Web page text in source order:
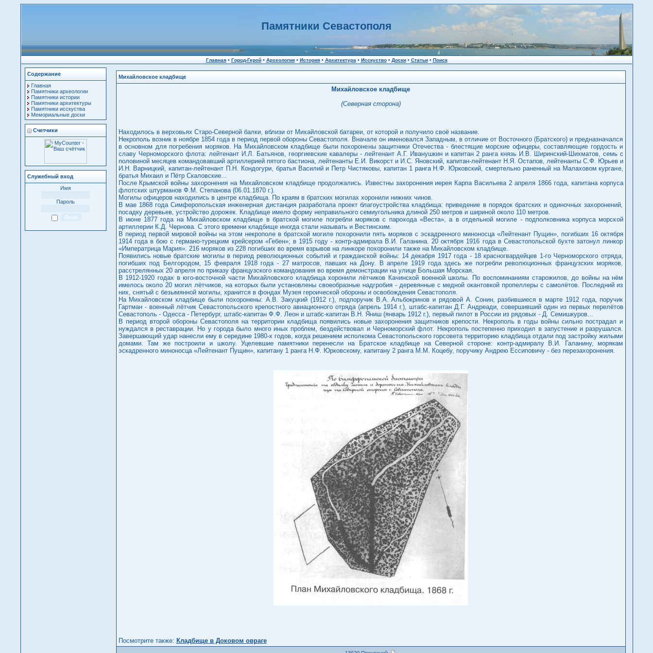
Памятники Севастополя
Главная• Город-Герой• Археология• История• Архитектура • Исскуство• Доски• Статьи• Поиск
Содержание
Главная
Памятники археологии
Памятники истории
Памятники архитектуры
Памятники исскуства
Мемориальные доски
Счетчики
Служебный вход
Имя
Пароль
Михайловское кладбище
Михайловское кладбище
(Северная сторона)
Находилось в верховьях Старо-Северной балки, вблизи от Михайловской батареи, от которой и получило своё название.
Некрополь возник в ноябре 1854 года в период первой обороны Севастополя. Вначале он именовался Западным, в отличие от Восточного (Братского) и предназначался
в основном для погребения моряков. На Михайловском кладбище были похоронены защитники Отечества - блестящие морские офицеры, составляющие гордость и
славу Черноморского флота: лейтенант И.Л. Батьянов, георгиевские кавалеры - лейтенант А.Г. Иванушкин и капитан 2 ранга князь И.В. Ширинский-Шихматов, семь с
половиной месяцев командовавший артиллерией пятого бастиона, лейтенанты Е.И. Викорст и И.С. Яновский, капитан-лейтенант Н.Я. Остапов, лейтенанты С.Ф. Юрьев и
И.Н. Варницкий, капитан-лейтенант П.Н. Кондогури, братья Василий и Петр Чистяковы, капитан 1 ранга Н.Ф. Юрковский, смертельно раненный на Малаховом кургане,
братья Михаил и Пётр Скаловские...
После Крымской войны захоронения на Михайловском кладбище продолжались. Известны захоронения иерея Карпа Васильева 2 апреля 1866 года, капитана корпуса
флотских штурманов Ф.М. Степанова (06.01.1870 г.).
Могилы офицеров находились в центре кладбища. По краям в братских могилах хоронили нижних чинов.
В мае 1868 года Симферопольская инженерная дистанция разработала проект благоустройства кладбища: приведение в порядок братских и одиночных захоронений,
посадку деревьев, устройство дорожек. Кладбище имело форму неправильного семиугольника длиной 250 метров и шириной около 110 метров.
В июне 1877 года на Михайловском кладбище в братской могиле погребли моряков с парохода «Веста», а в отдельной могиле - подполковника корпуса морской
артиллерии К.Д. Чернова. С этого времени кладбище иногда стали называть и Вестинским.
В период первой мировой войны на этом некрополе в братской могиле похоронили пять моряков с эскадренного миноносца «Лейтенант Пущин», погибших 16 октября
1914 года в бою с германо-турецким крейсером «Гебен»; в 1915 году - контр-адмирала В.И. Галанина. 20 октября 1916 года в Севастопольской бухте затонул линкор
«Императрица Мария». 216 моряков из 228 погибших во время взрывов на линкоре похоронили также на Михайловском кладбище.
Появились новые братские могилы в период революционных событий и гражданской войны: 14 декабря 1917 года - 18 красногвардейцев 1-го Черноморского отряда,
погибших под Белгородом, 15 февраля 1918 года - 27 матросов, павших на Дону. В апреле 1919 года здесь же погребли революционных французских моряков,
расстрелянных 20 апреля по приказу французского командования во время демонстрации на улице Большая Морская.
В 1912-1920 годах в юго-восточной части Михайловского кладбища хоронили лётчиков Качинской военной школы. По воспоминаниям старожилов, до войны на нём
имелось около 20 могил лётчиков, на которых были установлены своеобразные надгробия - деревянные с медной окантовкой пропеллеры с самолётов. Последний из
них, снятый с безымянной могилы, хранится в фондах Музея героической обороны и освобождения Севастополя.
На Михайловском кладбище были похоронены: А.В. Закуцкий (1912 г.), подпоручик В.А. Альбокринов и рядовой А. Сонин, разбившиеся в марте 1912 года, поручик
Гартман - военный лётчик Севастопольского крепостного авиационного отряда (апрель 1914 г.), штабс-капитан Д.Г. Андреади, совершивший один из первых перелётов
Севастополь - Одесса - Петербург, штабс-капитан Ф.Ф. Леон и штабс-капитан В.Н. Яниш (январь 1912 г.), первый пилот в России из рядовых - Д. Семишкуров...
В период второй обороны Севастополя на территории кладбища появились новые захоронения защитников крепости. Некрополь в годы войны сильно пострадал и
нуждался в реставрации. Но у города было много иных проблем, бездействовал и Черноморский флот. Некрополь постепенно приходил в запустение и разрушался.
Завершающий удар нанесли ему в середине 1980-х годов, когда решением исполкома Севастопольского горсовета территорию кладбища отдали под застройку жилыми
домами. Там же построили и школу. Уцелевшие памятники перенесли на Братское кладбище на Северной стороне: контр-адмиралу В.И. Галанину, морякам
эскадренного миноносца «Лейтенант Пущин», капитану 1 ранга Н.Ф. Юрковскому, капитану 2 ранга М.М. Коцебу, поручику Андрею Ессиповичу - без перезахоронения.
Посмотрите также: Кладбище в Доковом овраге